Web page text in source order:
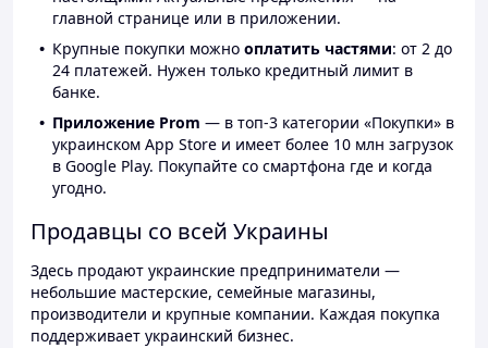
главной странице или в приложении.
Крупные покупки можно оплатить частями: от 2 до
24 платежей. Нужен только кредитный лимит в
банке.
Приложение Prom — в топ-3 категории «Покупки» в
украинском App Store и имеет более 10 млн загрузок
в Google Play. Покупайте со смартфона где и когда
угодно.
Продавцы со всей Украины
Здесь продают украинские предприниматели —
небольшие мастерские, семейные магазины,
производители и крупные компании. Каждая покупка
поддерживает украинский бизнес.